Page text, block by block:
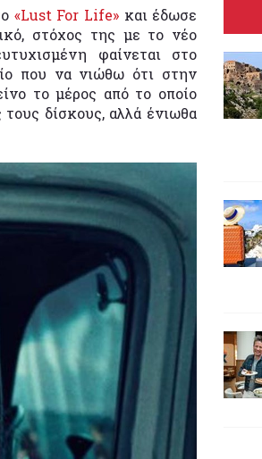
«Lust For Life»και έδωσε
στόχος της με το νέο
φαίνεται στο
που να νιώθω ότι στην
το μέρος από το οποίο
δίσκους, αλλά ένιωθα